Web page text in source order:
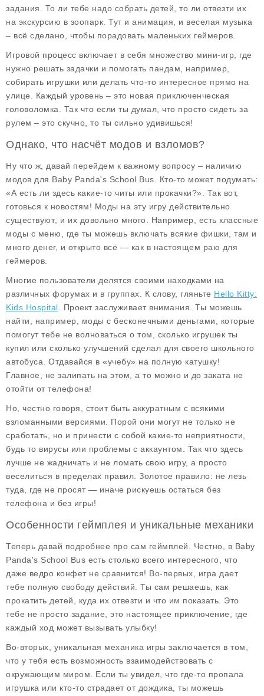
задания. То ли тебе надо собрать детей, то ли отвезти их
на экскурсию в зоопарк. Тут и анимация, и веселая музыка
– всё сделано, чтобы порадовать маленьких геймеров.
Игровой процесс включает в себя множество мини-игр, где
нужно решать задачки и помогать пандам, например,
собирать игрушки или делать что-то интересное прямо на
улице. Каждый уровень – это новая приключенческая
головоломка. Так что если ты думал, что просто сидеть за
рулем – это скучно, то ты сильно удивишься!
Однако, что насчёт модов и взломов?
Ну что ж, давай перейдем к важному вопросу – наличию
модов для Baby Panda's School Bus . Кто-то может подумать:
«А есть ли здесь какие-то читы или прокачки?». Так вот,
готовься к новостям! Моды на эту игру действительно
существуют, и их довольно много. Например, есть классные
моды с меню, где ты можешь включать всякие фишки, там и
много денег, и открыто всё — как в настоящем раю для
геймеров.
Многие пользователи делятся своими находками на
различных форумах и в группах. К слову, гляньте Hello Kitty:
Kids Hospital . Проект заслуживает внимания. Ты можешь
найти, например, моды с бесконечными деньгами, которые
помогут тебе не волноваться о том, сколько игрушек ты
купил или сколько улучшений сделал для своего школьного
автобуса. Отдавайся в «учебу» на полную катушку!
Главное, не залипать на этом, а то можно и до заката не
отойти от телефона!
Но, честно говоря, стоит быть аккуратным с всякими
взломанными версиями. Порой они могут не только не
сработать, но и принести с собой какие-то неприятности,
будь то вирусы или проблемы с аккаунтом. Так что здесь
лучше не жадничать и не ломать свою игру, а просто
веселиться в пределах правил. Золотое правило: не лезь
туда, где не просят — иначе рискуешь остаться без
телефона и без игры!
Особенности геймплея и уникальные механики
Теперь давай подробнее про сам геймплей . Честно, в Baby
Panda's School Bus есть столько всего интересного, что
даже ведро конфет не сравнится! Во-первых, игра дает
тебе полную свободу действий. Ты сам решаешь, как
прокатить детей, куда их отвезти и что им показать. Это
тебе не просто задание, это настоящее приключение, где
каждый ход может вызывать улыбку!
Во-вторых, уникальная механика игры заключается в том,
что у тебя есть возможность взаимодействовать с
окружающим миром. Если ты увидел, что где-то пропала
игрушка или кто-то страдает от дождика, ты можешь